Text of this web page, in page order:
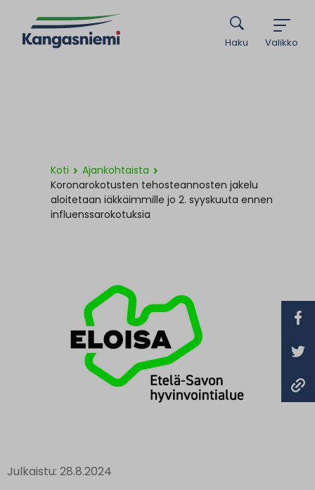
Valikko
Haku
Koti
Ajankohtaista
Koronarokotusten tehosteannosten jakelu
aloitetaan iäkkäimmille jo 2. syyskuuta ennen
influenssarokotuksia
Julkaistu: 28.8.2024